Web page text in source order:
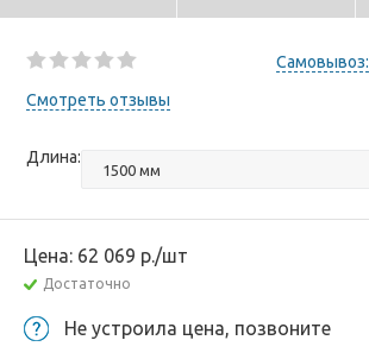
Самовывоз:
Смотреть отзывы
Длина:
Цена: 62 069 р./шт
Достаточно
Не устроила цена, позвоните